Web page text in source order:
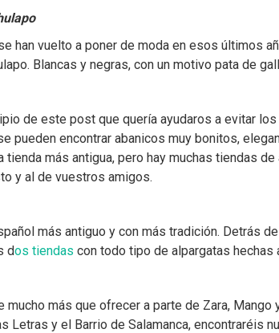
han vuelto a poner de moda en esos últimos
Blancas y negras, con un motivo pata de
de este post que quería ayudaros a evitar
pueden encontrar abanicos muy bonitos,
tienda más antigua, pero hay muchas tiendas
y al de vuestros amigos.
más antiguo y con más tradición. Detrás
dos tiendas con todo tipo de alpargatas hechas
mucho más que ofrecer a parte de Zara, Mango
Letras y el Barrio de Salamanca, encontraréis